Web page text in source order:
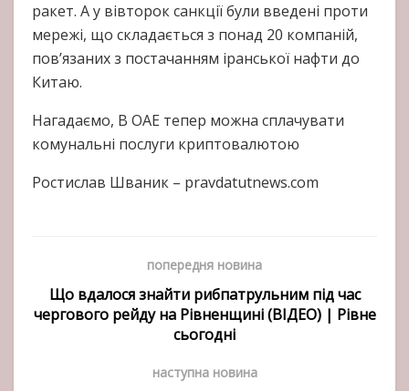
ракет. А у вівторок санкції були введені проти
мережі, що складається з понад 20 компаній,
пов’язаних з постачанням іранської нафти до
Китаю.
Нагадаємо, В ОАЕ тепер можна сплачувати
комунальні послуги криптовалютою
Ростислав Шваник – pravdatutnews.com
попередня новина
Що вдалося знайти рибпатрульним під час
чергового рейду на Рівненщині (ВІДЕО) | Рівне
сьогодні
наступна новина